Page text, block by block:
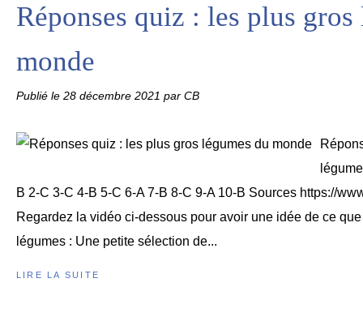
Réponses quiz : les plus gros
monde
Publié le 28 décembre 2021 par CB
B 2-C 3-C 4-B 5-C 6-A 7-B 8-C 9-A 10-B Sources https://
Regardez la vidéo ci-dessous pour avoir une idée de ce
légumes : Une petite sélection de...
LIRE LA SUITE